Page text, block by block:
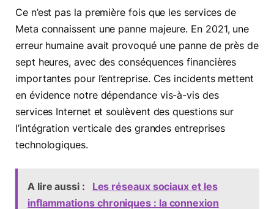
Ce n’est pas la première fois que les services de
Meta connaissent une panne majeure. En 2021, une
erreur humaine avait provoqué une panne de près de
sept heures, avec des conséquences financières
importantes pour l’entreprise. Ces incidents mettent
en évidence notre dépendance vis-à-vis des
services Internet et soulèvent des questions sur
l’intégration verticale des grandes entreprises
technologiques.
A lire aussi :
Les réseaux sociaux et les
inflammations chroniques : la connexion